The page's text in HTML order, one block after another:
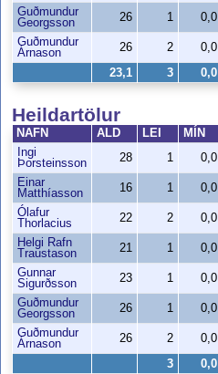
Heildartölur
NAFN ALD LEI MÍN
Ingi
Þorsteinsson
28 1 0,0
Einar
Matthíasson
16 1 0,0
Ólafur
Thorlacius
22 2 0,0
Helgi Rafn
Traustason
21 1 0,0
Gunnar
Sigurðsson
23 1 0,0
Guðmundur
Georgsson
26 1 0,0
Guðmundur
Árnason
26 2 0,0
3 0,0
Guðmundur
Georgsson
26 1 0,0
Guðmundur
Árnason
26 2 0,0
23,1 3 0,0